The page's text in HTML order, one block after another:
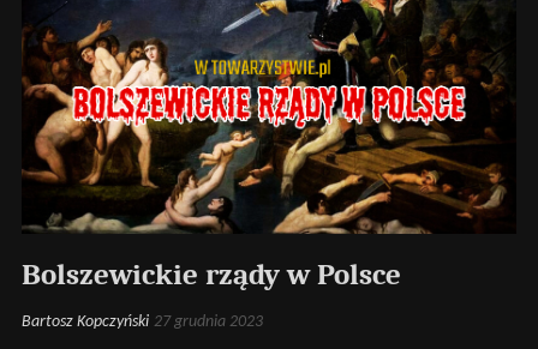
Bolszewickie rządy w Polsce
Bartosz Kopczyński 27 grudnia 2023